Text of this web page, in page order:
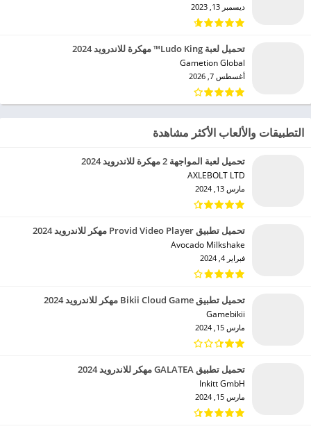
ديسمبر 13, 2023
تحميل لعبة Ludo King™ مهكرة للاندرويد 2024
Gametion Global‏
أغسطس 7, 2026
التطبيقات والألعاب الأكثر مشاهدة
تحميل لعبة المواجهة 2 مهكرة للاندرويد 2024
AXLEBOLT LTD‏
مارس 13, 2024
تحميل تطبيق Provid Video Player مهكر للاندرويد 2024
Avocado Milkshake‏
فبراير 4, 2024
تحميل تطبيق Bikii Cloud Game مهكر للاندرويد 2024
Gamebikii‏
مارس 15, 2024
تحميل تطبيق GALATEA مهكر للاندرويد 2024
Inkitt GmbH‏
مارس 15, 2024